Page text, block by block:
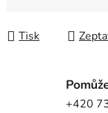
Tisk
+420